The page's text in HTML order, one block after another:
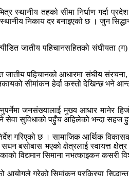
तहको सीमा निर्धाण गर्दा
निकाय दर बनाइएको छ । जुन
जातीय पहिचानसहितको
जातीय पहिचानको आधारमा संघीय
सीमांकन हेर्दा कस्तो देखिन्छ
जनसंख्यालाई मुख्य आधार मानेर
सुविधाको पहुँच अहिलेको भन्दा सहज
गरिएको छ । सामाजिक आर्थिक
बसोबास भएको क्षेत्रलाई स्वायत्त
विद्यमान सिमाना नभत्काइकन कसरी
आयोगले गरेको सिमांकन प्रक्रिया